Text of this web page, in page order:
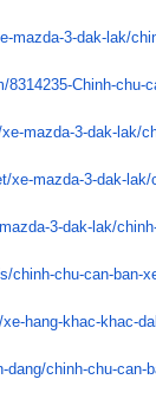
mazda-3-dak-lak/
8314235-Chinh-chu-
mazda-3-dak-lak/
xe-mazda-3-dak-lak/
3-dak-lak/
chinh-chu-can-ban-
hang-khac-khac-
dang/chinh-chu-can-